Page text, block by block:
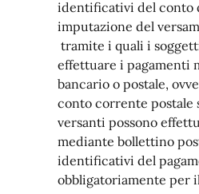
identificativi del conto
imputazione del
tramite i quali i
effettuare i pagamenti
bancario o postale,
conto corrente postale
versanti possono
mediante bollettino
identificativi del
obbligatoriamente per